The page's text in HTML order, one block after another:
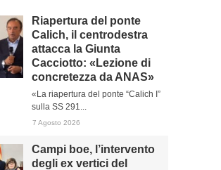
Riapertura del ponte
Calich, il centrodestra
attacca la Giunta
Cacciotto: «Lezione di
concretezza da ANAS»
«La riapertura del ponte “Calich I”
sulla SS 291...
7 Agosto 2026
Campi boe, l’intervento
degli ex vertici del